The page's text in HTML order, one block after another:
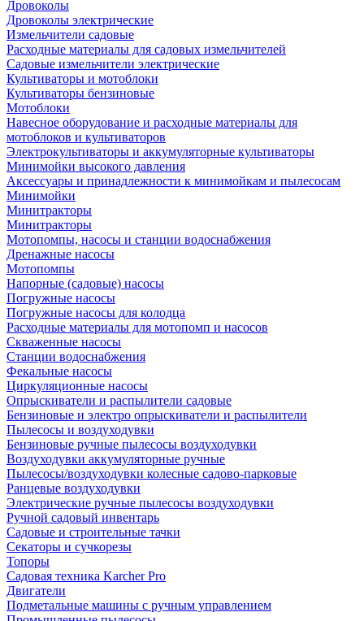
Дровоколы
Дровоколы электрические
Измельчители садовые
Расходные материалы для садовых измельчителей
Садовые измельчители электрические
Культиваторы и мотоблоки
Культиваторы бензиновые
Мотоблоки
Навесное оборудование и расходные материалы для
мотоблоков и культиваторов
Электрокультиваторы и аккумуляторные культиваторы
Минимойки высокого давления
Аксессуары и принадлежности к минимойкам и пылесосам
Минимойки
Минитракторы
Минитракторы
Мотопомпы, насосы и станции водоснабжения
Дренажные насосы
Мотопомпы
Напорные (садовые) насосы
Погружные насосы
Погружные насосы для колодца
Расходные материалы для мотопомп и насосов
Скваженные насосы
Станции водоснабжения
Фекальные насосы
Циркуляционные насосы
Опрыскиватели и распылители садовые
Бензиновые и электро опрыскиватели и распылители
Пылесосы и воздуходувки
Бензиновые ручные пылесосы воздуходувки
Воздуходувки аккумуляторные ручные
Пылесосы/воздуходувки колесные садово-парковые
Ранцевые воздуходувки
Электрические ручные пылесосы воздуходувки
Ручной садовый инвентарь
Садовые и строительные тачки
Секаторы и сучкорезы
Топоры
Садовая техника Karcher Pro
Двигатели
Подметальные машины с ручным управлением